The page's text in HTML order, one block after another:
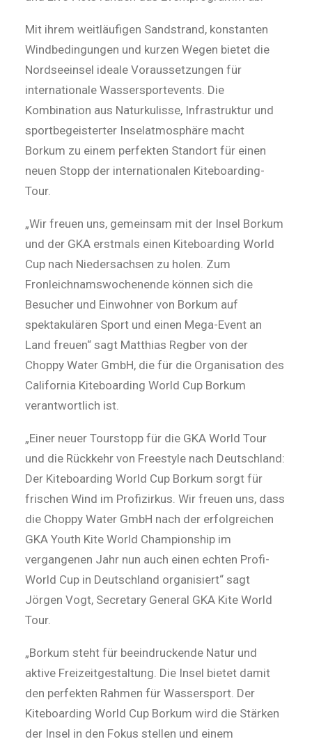
Mit ihrem weitläufigen Sandstrand, konstanten
Windbedingungen und kurzen Wegen bietet die
Nordseeinsel ideale Voraussetzungen für
internationale Wassersportevents. Die
Kombination aus Naturkulisse, Infrastruktur und
sportbegeisterter Inselatmosphäre macht
Borkum zu einem perfekten Standort für einen
neuen Stopp der internationalen Kiteboarding-
Tour.
„Wir freuen uns, gemeinsam mit der Insel Borkum
und der GKA erstmals einen Kiteboarding World
Cup nach Niedersachsen zu holen. Zum
Fronleichnamswochenende können sich die
Besucher und Einwohner von Borkum auf
spektakulären Sport und einen Mega-Event an
Land freuen“ sagt Matthias Regber von der
Choppy Water GmbH, die für die Organisation des
California Kiteboarding World Cup Borkum
verantwortlich ist.
„Einer neuer Tourstopp für die GKA World Tour
und die Rückkehr von Freestyle nach Deutschland:
Der Kiteboarding World Cup Borkum sorgt für
frischen Wind im Profizirkus. Wir freuen uns, dass
die Choppy Water GmbH nach der erfolgreichen
GKA Youth Kite World Championship im
vergangenen Jahr nun auch einen echten Profi-
World Cup in Deutschland organisiert“ sagt
Jörgen Vogt, Secretary General GKA Kite World
Tour.
„Borkum steht für beeindruckende Natur und
aktive Freizeitgestaltung. Die Insel bietet damit
den perfekten Rahmen für Wassersport. Der
Kiteboarding World Cup Borkum wird die Stärken
der Insel in den Fokus stellen und einem